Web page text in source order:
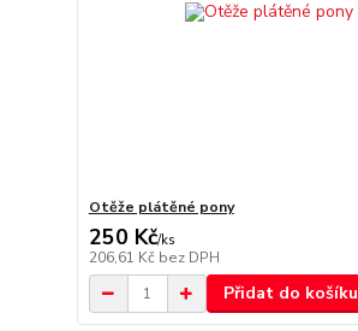
Otěže plátěné pony
250 Kč/ks
206,61 Kč bez DPH
Přidat do košíku